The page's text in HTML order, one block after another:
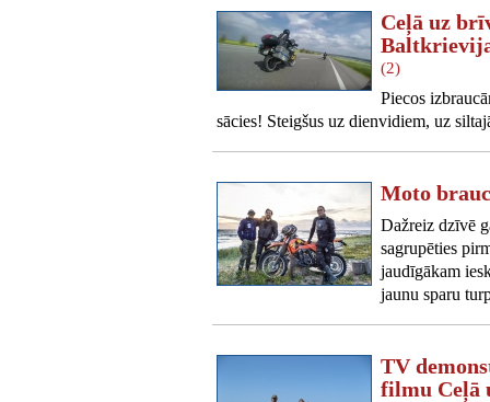
Ceļā uz
(2)
Piecos
sācies! Steigšus uz dienvidiem, uz
Moto
Dažreiz dzīvē
sagrupēties
jaudīgākam
jaunu sparu
TV
filmu Ceļā